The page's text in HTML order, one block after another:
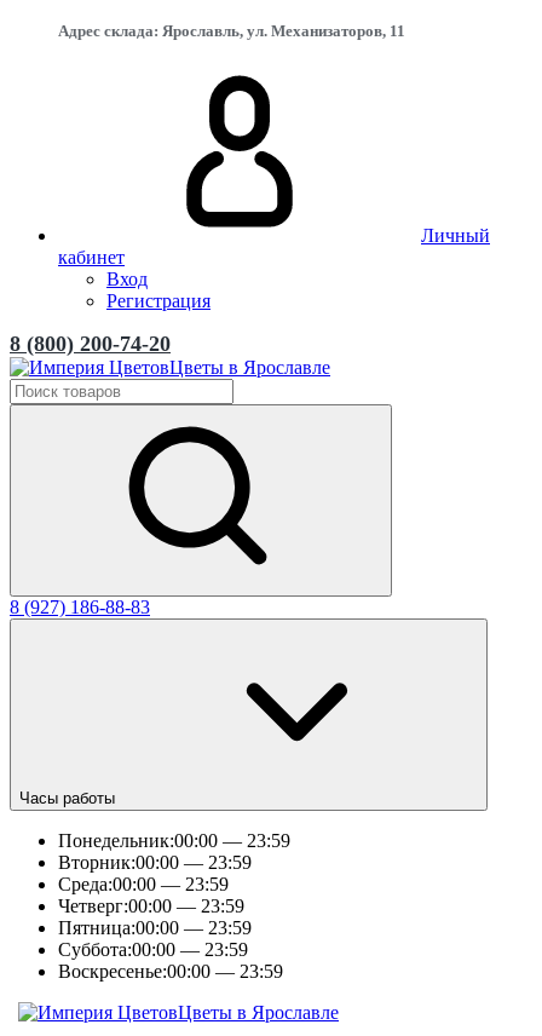
Адрес склада: Ярославль, ул. Механизаторов, 11
Личный
кабинет
Вход
Регистрация
8 (800) 200-74-20
Цветы в Ярославле
8 (927) 186-88-83
Часы работы
Понедельник:00:00 — 23:59
Вторник:00:00 — 23:59
Среда:00:00 — 23:59
Четверг:00:00 — 23:59
Пятница:00:00 — 23:59
Суббота:00:00 — 23:59
Воскресенье:00:00 — 23:59
Цветы в Ярославле